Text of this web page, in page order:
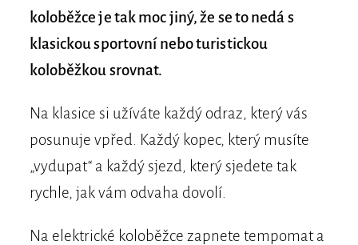
koloběžce je tak moc jiný, že se to nedá s
klasickou sportovní nebo turistickou
koloběžkou srovnat.
Na klasice si užíváte každý odraz, který vás
posunuje vpřed. Každý kopec, který musíte
„vydupat“ a každý sjezd, který sjedete tak
rychle, jak vám odvaha dovolí.
Na elektrické koloběžce zapnete tempomat a